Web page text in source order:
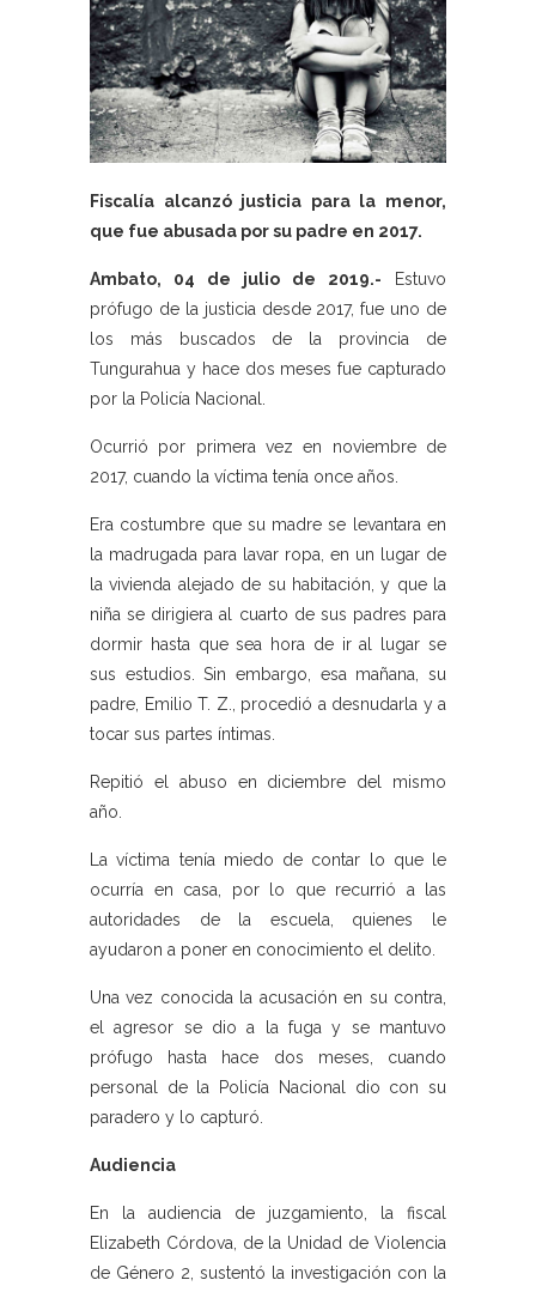
Fiscalía alcanzó justicia para la menor,
que fue abusada por su padre en 2017.
Ambato, 04 de julio de 2019.- Estuvo
prófugo de la justicia desde 2017, fue uno de
los más buscados de la provincia de
Tungurahua y hace dos meses fue capturado
por la Policía Nacional.
Ocurrió por primera vez en noviembre de
2017, cuando la víctima tenía once años.
Era costumbre que su madre se levantara en
la madrugada para lavar ropa, en un lugar de
la vivienda alejado de su habitación, y que la
niña se dirigiera al cuarto de sus padres para
dormir hasta que sea hora de ir al lugar se
sus estudios. Sin embargo, esa mañana, su
padre, Emilio T. Z., procedió a desnudarla y a
tocar sus partes íntimas.
Repitió el abuso en diciembre del mismo
año.
La víctima tenía miedo de contar lo que le
ocurría en casa, por lo que recurrió a las
autoridades de la escuela, quienes le
ayudaron a poner en conocimiento el delito.
Una vez conocida la acusación en su contra,
el agresor se dio a la fuga y se mantuvo
prófugo hasta hace dos meses, cuando
personal de la Policía Nacional dio con su
paradero y lo capturó.
Audiencia
En la audiencia de juzgamiento, la fiscal
Elizabeth Córdova, de la Unidad de Violencia
de Género 2, sustentó la investigación con la